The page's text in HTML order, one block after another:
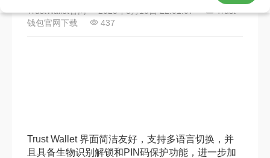
TrustWallet官网 2025年8月10日 22:01:07
Trust
钱包官网下载
437
Trust Wallet 界面简洁友好，支持多语言切换，并
且具备生物识别解锁和PIN码保护功能，进一步加